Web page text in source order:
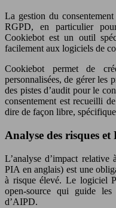
La gestion du
RGPD, en particulier
Cookiebot est un outil
facilement aux logiciels de
Cookiebot permet de
personnalisées, de gérer les
des pistes d’audit pour le
consentement est recueilli
dire de façon libre,
Analyse des risques
L’analyse d’impact
PIA en anglais) est une
à risque élevé. Le logiciel
open-source qui guide les
d’AIPD.